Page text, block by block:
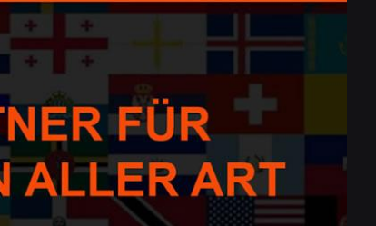
Übersetzungsbüro. Informieren Sie sich über
✓dolmetschen, ✓Übersetzungen,
& Fachübersetzungsbüro in Gundelfingen.